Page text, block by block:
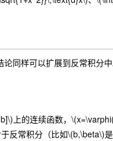
同样可以扩展到反常积分
上的连续函数，
反常积分（比如\(b,\beta\)